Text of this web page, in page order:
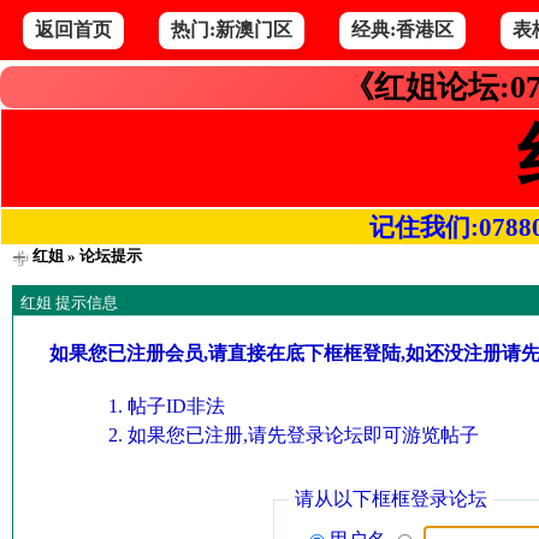
返回首页 热门:新澳门区 经典:香港区 表
《红姐论坛
记住我们
红姐» 论坛提示
红姐 提示信息
如果您已注册会员,请直接在底下框框登陆,如还没注册请
帖子ID非法
如果您已注册,请先登录论坛即可游览帖子
请从以下框框登录论坛